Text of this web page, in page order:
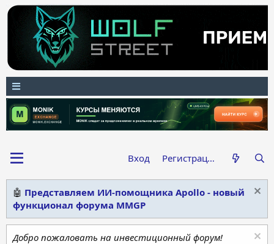
Вход Регистрация
🤖 Представляем ИИ-помощника Apollo - новый
функционал форума MMGP
Добро пожаловать на инвестиционный форум!